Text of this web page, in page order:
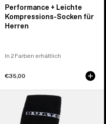
Performance + Leichte
Kompressions-Socken für
Herren
In 2 Farben erhältlich
€35,00
Performance
Midweight